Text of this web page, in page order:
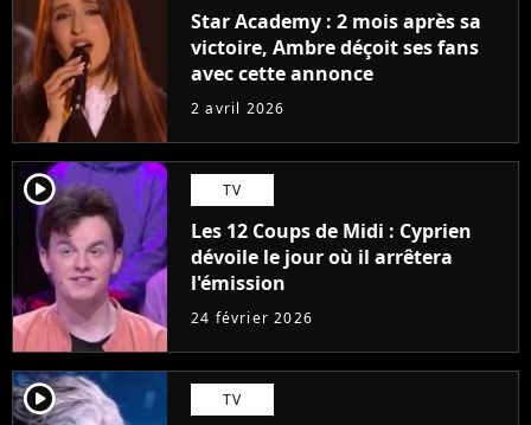
Star Academy : 2 mois après sa
victoire, Ambre déçoit ses fans
avec cette annonce
2 avril 2026
player2 TV
Les 12 Coups de Midi : Cyprien
dévoile le jour où il arrêtera
l'émission
24 février 2026
player2 TV